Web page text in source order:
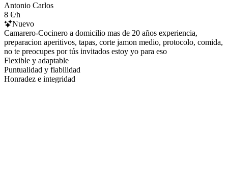
Antonio Carlos
8 €/h
Nuevo
Camarero-Cocinero a domicilio mas de 20 años experiencia,
preparacion aperitivos, tapas, corte jamon medio, protocolo, comida,
no te preocupes por tús invitados estoy yo para eso
Flexible y adaptable
Puntualidad y fiabilidad
Honradez e integridad